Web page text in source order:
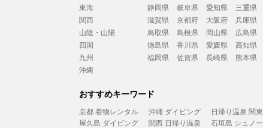
東海
静岡県 岐阜県 愛知県
三重県
関西
滋賀県 京都府 大阪府 兵庫県
山陰・山陽
鳥取県 島根県 岡山県 広島県
四国
徳島県 香川県 愛媛県
高知県
九州
福岡県 佐賀県 長崎県 熊本県
沖縄
おすすめキーワード
京都 着物レンタル 沖縄 ダイビング 日帰り温泉 関東
屋久島 ダイビング
関西 日帰り温泉 石垣島 シュノ